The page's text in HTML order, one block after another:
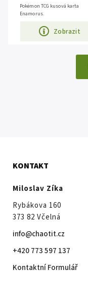
Zobrazit
Pokémon TCG kusová karta
Enamorus.
KONTAKT
Miloslav Zíka
Rybákova 160
373 82 Včelná
info@chaotit.cz
+420 773 597 137
Kontaktní Formulář